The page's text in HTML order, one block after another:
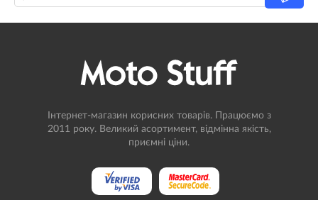
Інтернет-магазин корисних товарів. Працюємо з
2011 року. Великий асортимент, відмінна якість,
приємні ціни.